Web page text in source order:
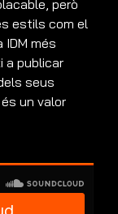
però
estils com el
més
a publicar
seus
un valor